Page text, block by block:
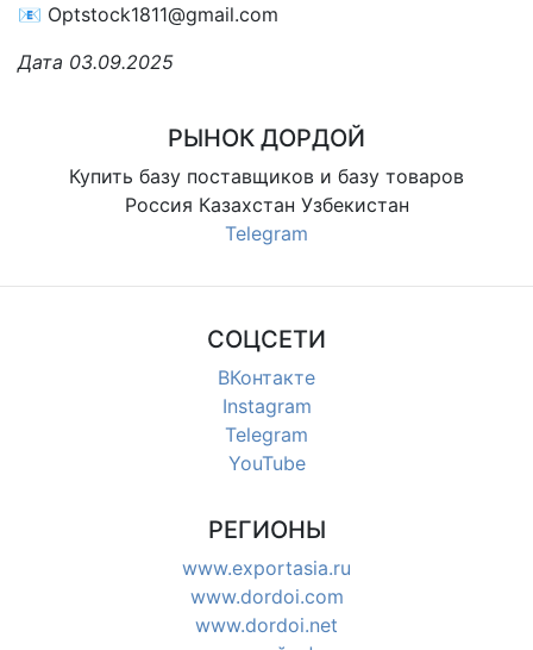
📧 Optstock1811@gmail.com
Дата 03.09.2025
РЫНОК ДОРДОЙ
Купить базу поставщиков и базу товаров
Россия Казахстан Узбекистан
Telegram
СОЦСЕТИ
ВКонтакте
Instagram
Telegram
YouTube
РЕГИОНЫ
www.exportasia.ru
www.dordoi.com
www.dordoi.net